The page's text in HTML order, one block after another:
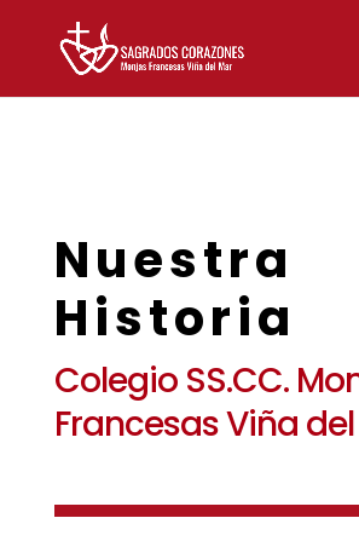
Nuestra
Historia
Colegio SS.CC.
Francesas Viña